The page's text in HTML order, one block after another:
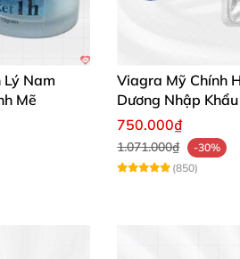
tim mạch, huyết áp không ổn
phụ nữ và trẻ em dưới 18 tuổi.
thời với các thuốc chứa nitrate.
Lý Nam
Mẽ
Viagra Mỹ Chính
Dương Nhập
750.000₫
1.071.000₫
-30%
(850)